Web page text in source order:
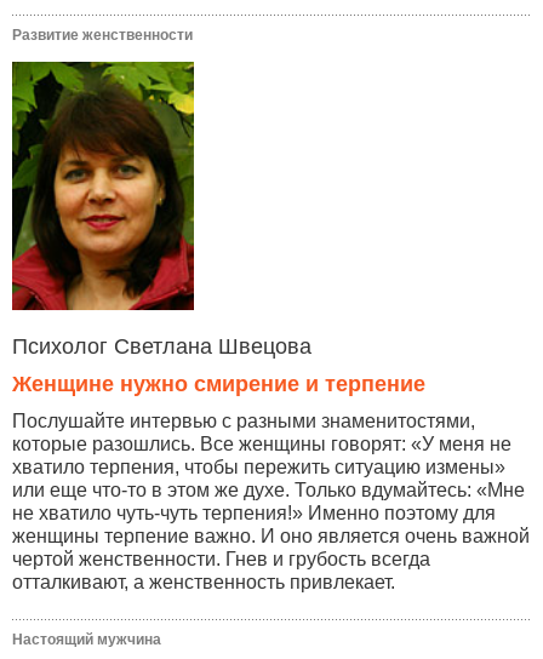
Развитие женственности
Психолог Светлана Швецова
Женщине нужно смирение и терпение
Послушайте интервью с разными знаменитостями,
которые разошлись. Все женщины говорят: «У меня не
хватило терпения, чтобы пережить ситуацию измены»
или еще что-то в этом же духе. Только вдумайтесь: «Мне
не хватило чуть-чуть терпения!» Именно поэтому для
женщины терпение важно. И оно является очень важной
чертой женственности. Гнев и грубость всегда
отталкивают, а женственность привлекает.
Настоящий мужчина